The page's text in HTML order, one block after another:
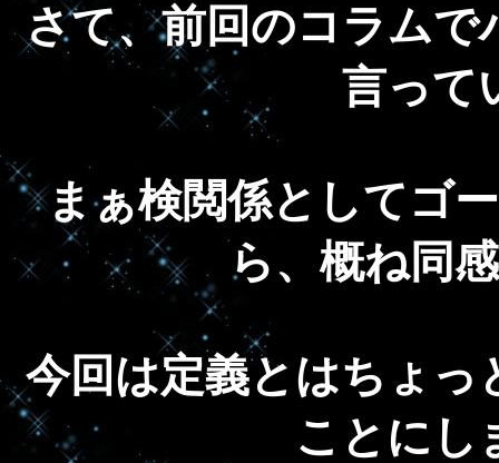
さて、前回のコラムで
言って
まぁ検閲係としてゴ
ら、概ね同
今回は定義とはちょっ
ことにし